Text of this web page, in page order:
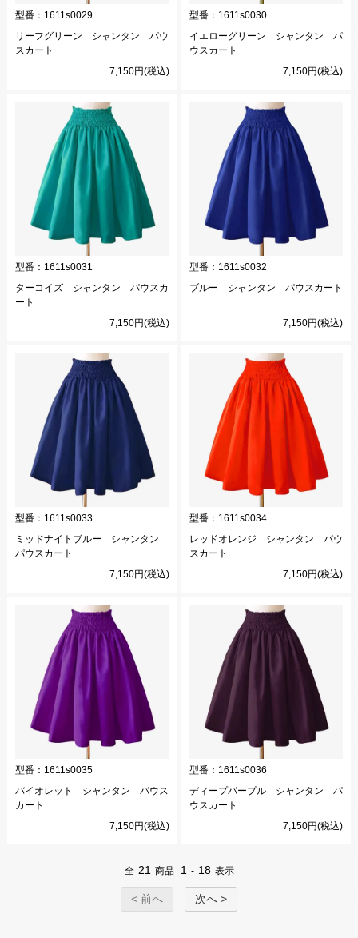
型番： 1611s0029
リーフグリーン シャンタン パウ
スカート
7,150円(税込)
型番： 1611s0030
イエローグリーン シャンタン パ
ウスカート
7,150円(税込)
型番： 1611s0031
ターコイズ シャンタン パウスカ
ート
7,150円(税込)
型番： 1611s0032
ブルー シャンタン パウスカート
7,150円(税込)
型番： 1611s0033
ミッドナイトブルー シャンタン
パウスカート
7,150円(税込)
型番： 1611s0034
レッドオレンジ シャンタン パウ
スカート
7,150円(税込)
型番： 1611s0035
バイオレット シャンタン パウス
カート
7,150円(税込)
型番： 1611s0036
ディープパープル シャンタン パ
ウスカート
7,150円(税込)
全 21 商品 1 - 18 表示
< 前へ 次へ >